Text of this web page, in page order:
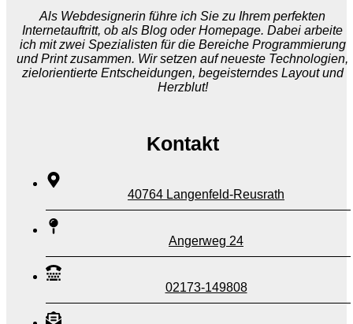
Als Webdesignerin führe ich Sie zu Ihrem perfekten
Internetauftritt, ob als Blog oder Homepage. Dabei arbeite
ich mit zwei Spezialisten für die Bereiche Programmierung
und Print zusammen. Wir setzen auf neueste Technologien,
zielorientierte Entscheidungen, begeisterndes Layout und
Herzblut!
Kontakt
40764 Langenfeld-Reusrath
Angerweg 24
02173-149808